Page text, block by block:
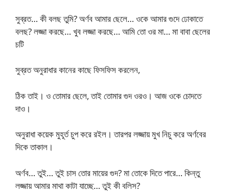
সুব্রত… কী বলছ তুমি? অর্ণব আমার ছেলে… ওকে আমার গুদে ঢোকাতে
বলছ? লজ্জা করছে… খুব লজ্জা করছে… আমি তো ওর মা… মা বাবা ছেলের
চটি
সুব্রত অনুরাধার কানের কাছে ফিসফিস করলেন,
ঠিক তাই। ও তোমার ছেলে, তাই তোমার গুদ ওরও। আজ ওকে চোদতে
দাও।
অনুরাধা কয়েক মুহূর্ত চুপ করে রইল। তারপর লজ্জায় মুখ নিচু করে অর্ণবের
দিকে তাকাল।
অর্ণব… তুই… তুই চাস তোর মায়ের গুদ? মা তোকে দিতে পারে… কিন্তু
লজ্জায় আমার মাথা কাটা যাচ্ছে… তুই কী বলিস?